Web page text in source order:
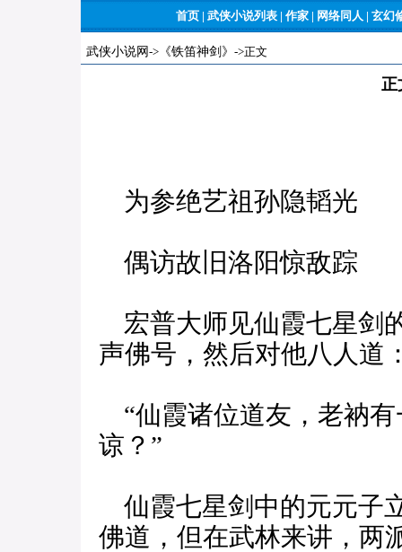
首页 | 武侠小说列表 | 作家 | 网络同人 | 玄幻
武侠小说网 -> 《铁笛神剑》 ->正文
正
为参绝艺祖孙隐韬光
偶访故旧洛阳惊敌踪
宏普大师见仙霞七星剑
声佛号，然后对他八人道
“仙霞诸位道友，老衲
谅？”
仙霞七星剑中的元元子
佛道，但在武林来讲，两